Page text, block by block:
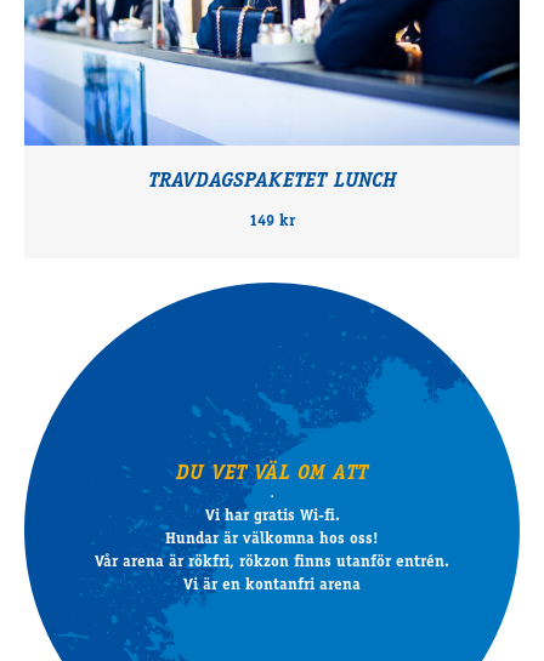
TRAVDAGSPAKETET LUNCH
149 kr
DU VET VÄL OM ATT
Vi har gratis Wi-fi.
Hundar är välkomna hos oss!
Vår arena är rökfri, rökzon finns utanför entrén.
Vi är en kontanfri arena